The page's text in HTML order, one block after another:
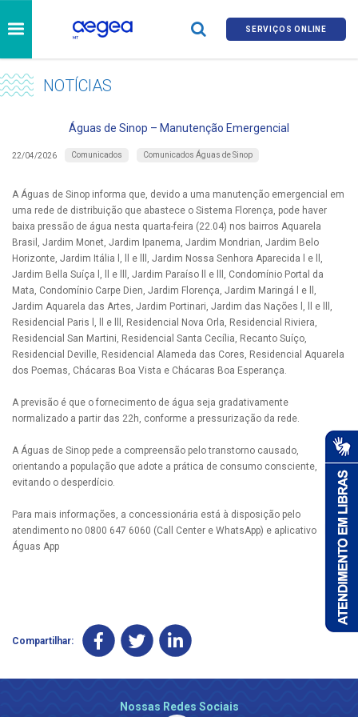
SERVIÇOS ONLINE
NOTÍCIAS
Águas de Sinop – Manutenção Emergencial
22/04/2026 Comunicados Comunicados Águas de Sinop
A Águas de Sinop informa que, devido a uma manutenção emergencial em
uma rede de distribuição que abastece o Sistema Florença, pode haver
baixa pressão de água nesta quarta-feira (22.04) nos bairros Aquarela
Brasil, Jardim Monet, Jardim Ipanema, Jardim Mondrian, Jardim Belo
Horizonte, Jardim Itália l, ll e lll, Jardim Nossa Senhora Aparecida l e ll,
Jardim Bella Suíça l, ll e lll, Jardim Paraíso ll e lll, Condomínio Portal da
Mata, Condomínio Carpe Dien, Jardim Florença, Jardim Maringá l e ll,
Jardim Aquarela das Artes, Jardim Portinari, Jardim das Nações l, ll e lll,
Residencial Paris l, ll e lll, Residencial Nova Orla, Residencial Riviera,
Residencial San Martini, Residencial Santa Cecília, Recanto Suíço,
Residencial Deville, Residencial Alameda das Cores, Residencial Aquarela
dos Poemas, Chácaras Boa Vista e Chácaras Boa Esperança.
A previsão é que o fornecimento de água seja gradativamente
normalizado a partir das 22h, conforme a pressurização da rede.
A Águas de Sinop pede a compreensão pelo transtorno causado,
orientando a população que adote a prática de consumo consciente,
evitando o desperdício.
Para mais informações, a concessionária está à disposição pelo
atendimento no 0800 647 6060 (Call Center e WhatsApp) e aplicativo
Águas App
Compartilhar:
Nossas Redes Sociais